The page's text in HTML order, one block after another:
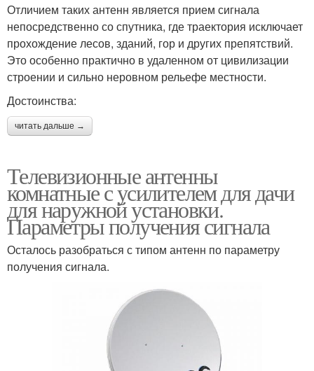
Отличием таких антенн является прием сигнала
непосредственно со спутника, где траектория исключает
прохождение лесов, зданий, гор и других препятствий.
Это особенно практично в удаленном от цивилизации
строении и сильно неровном рельефе местности.
Достоинства:
читать дальше →
Телевизионные антенны
комнатные с усилителем для дачи
для наружной установки.
Параметры получения сигнала
Осталось разобраться с типом антенн по параметру
получения сигнала.